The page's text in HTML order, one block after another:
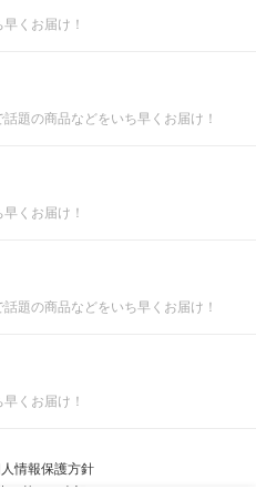
くお届け！
題の商品などをいち早くお届け！
くお届け！
題の商品などをいち早くお届け！
くお届け！
情報保護方針
に基づく表記